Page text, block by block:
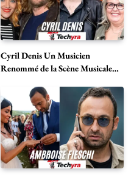
Cyril Denis Un Musicien
Renommé de la Scène Musicale